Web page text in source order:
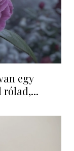
egy
rólad,...